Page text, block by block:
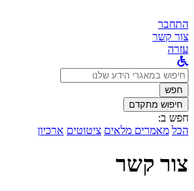
התחבר
צור קשר
עזרה
לחפש
ב:חפש
חיפוש מתקדם
חפש ב:
הכל מאמרים מלאים ציטוטים ארכיון
צור קשר